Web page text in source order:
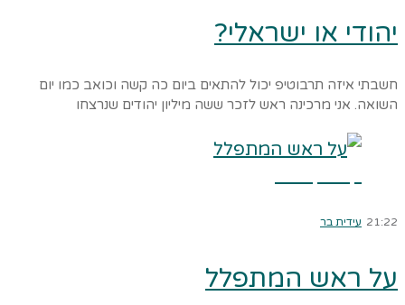
יהודי או ישראלי?
חשבתי איזה תרבוטיפ יכול להתאים ביום כה קשה וכואב כמו יום
השואה. אני מרכינה ראש לזכר ששה מיליון יהודים שנרצחו
21:22 עידית בר
על ראש המתפלל